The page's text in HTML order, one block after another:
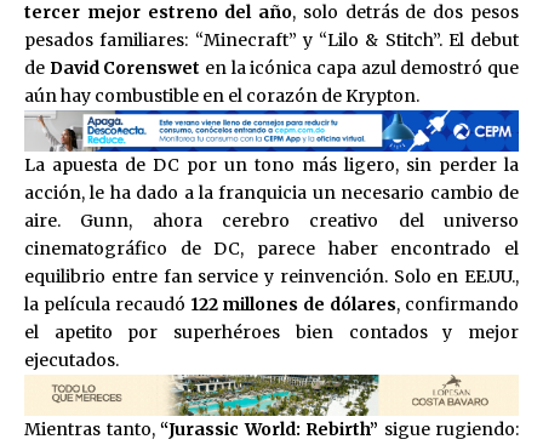
tercer mejor estreno del año, solo detrás de dos pesos
pesados familiares: “Minecraft” y “Lilo & Stitch”. El debut
de David Corenswet en la icónica capa azul demostró que
aún hay combustible en el corazón de Krypton.
La apuesta de DC por un tono más ligero, sin perder la
acción, le ha dado a la franquicia un necesario cambio de
aire. Gunn, ahora cerebro creativo del universo
cinematográfico de DC, parece haber encontrado el
equilibrio entre fan service y reinvención. Solo en EE.UU.,
la película recaudó 122 millones de dólares, confirmando
el apetito por superhéroes bien contados y mejor
ejecutados.
Mientras tanto, “Jurassic World: Rebirth” sigue rugiendo: